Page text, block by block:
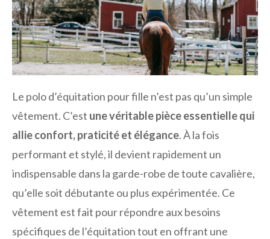
Le polo d’équitation pour fille n’est pas qu’un simple
vêtement. C’est une véritable pièce essentielle qui
allie confort, praticité et élégance. À la fois
performant et stylé, il devient rapidement un
indispensable dans la garde-robe de toute cavalière,
qu’elle soit débutante ou plus expérimentée. Ce
vêtement est fait pour répondre aux besoins
spécifiques de l’équitation tout en offrant une